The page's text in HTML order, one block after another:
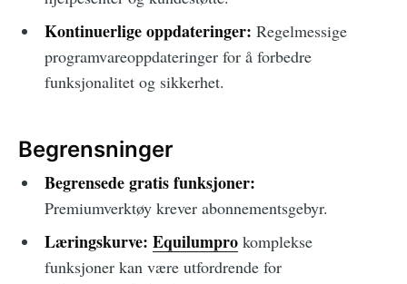
Kontinuerlige oppdateringer: Regelmessige
programvareoppdateringer for å forbedre
funksjonalitet og sikkerhet.
Begrensninger
Begrensede gratis funksjoner:
Premiumverktøy krever abonnementsgebyr.
Læringskurve: Equilumprokomplekse
funksjoner kan være utfordrende for